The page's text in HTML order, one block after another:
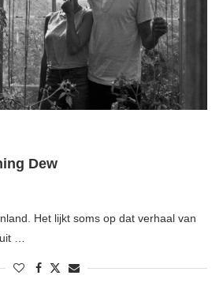
Dew
Het lijkt soms op dat verhaal van
…